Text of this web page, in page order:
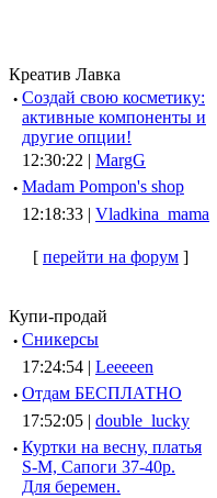
Креатив Лавка
· Создай свою косметику:
активные компоненты и
другие опции!
12:30:22 | MargG
· Madam Pompon's shop
12:18:33 | Vladkina_mama
[ перейти на форум ]
Купи-продай
· Сникерсы
17:24:54 | Leeeeen
· Отдам БЕСПЛАТНО
17:52:05 | double_lucky
· Куртки на весну, платья
S-M, Сапоги 37-40р.
Для беремен.